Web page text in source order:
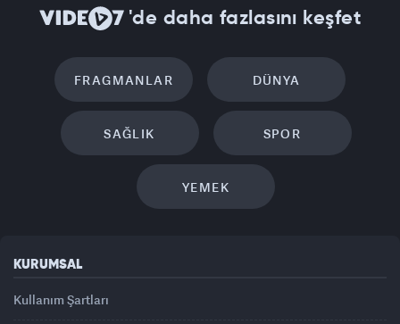
'de daha fazlasını keşfet
FRAGMANLAR DÜNYA
SAĞLIK SPOR
YEMEK
KURUMSAL
Kullanım Şartları